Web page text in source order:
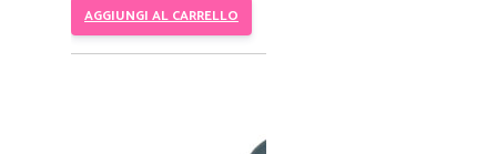
AGGIUNGI AL CARRELLO